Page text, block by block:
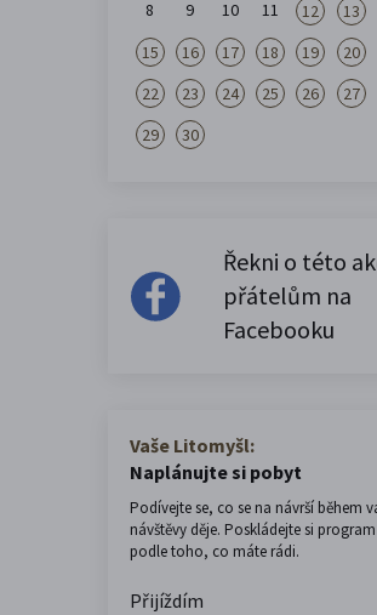
8 9 10 11 12 13
15
16 17 18 19 20
22
23 24 25 26 27
29
30
Řekni o této
přátelům na
Facebooku
Vaše Litomyšl:
Naplánujte si pobyt
Podívejte se, co se na návrší během
návštěvy děje. Poskládejte si program
podle toho, co máte rádi.
Přijíždím